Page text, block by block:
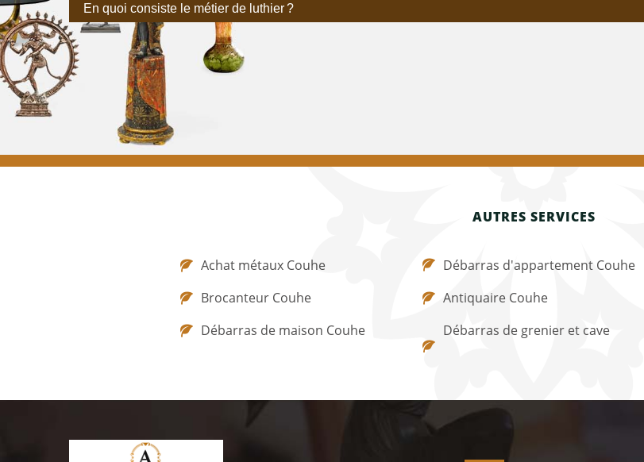
En quoi consiste le métier de luthier ?
AUTRES SERVICES
Achat métaux Couhe
Brocanteur Couhe
Débarras de maison Couhe
Débarras d'appartement Couhe
Antiquaire Couhe
Débarras de grenier et cave